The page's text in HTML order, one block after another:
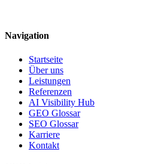
Navigation
Startseite
Über uns
Leistungen
Referenzen
AI Visibility Hub
GEO Glossar
SEO Glossar
Karriere
Kontakt